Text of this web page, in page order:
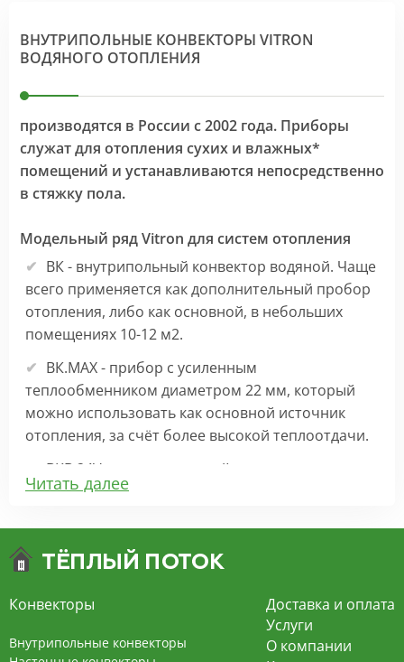
ВНУТРИПОЛЬНЫЕ КОНВЕКТОРЫ VITRON
ВОДЯНОГО ОТОПЛЕНИЯ
производятся в России с 2002 года. Приборы
служат для отопления сухих и влажных*
помещений и устанавливаются непосредственно
в стяжку пола.
Модельный ряд Vitron для систем отопления
ВК - внутрипольный конвектор водяной. Чаще
всего применяется как дополнительный пробор
отопления, либо как основной, в небольших
помещениях 10-12 м2.
ВК.МАХ - прибор с усиленным
теплообменником диаметром 22 мм, который
можно использовать как основной источник
отопления, за счёт более высокой теплоотдачи.
ВКВ 24V – внутрипольный конвектор
отопления с вентилятором на 24В подходит для
экономит электроэнергию и бесшумно работает.
конвекцией на 220В. За счет тангенциального
вентилятора создает принудительную
Читать далее
Конвекторы
Внутрипольные конвекторы
Доставка и оплата
Услуги
О компании